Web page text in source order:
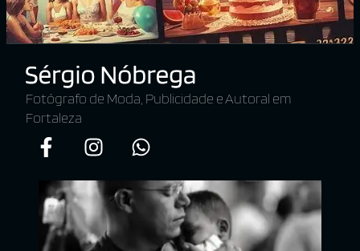
Fotógrafo de Moda, Publicidade e Autoral em
Fortaleza